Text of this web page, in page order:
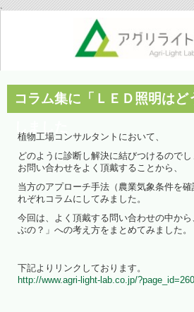
.
コラム集に「ＬＥＤ照明は
植物工場コンサルタントにおいて、
どのように診断し解決に結びつけるので
お問い合わせをよく頂戴することから、
当方のアプローチ手法（農業気象条件を
れぞれコラムにしてみました。
今回は、よく頂戴する問い合わせの中か
ぶの？」への考え方をまとめてみました。
下記よりリンクしております。
http://www.agri-light-lab.co.jp/